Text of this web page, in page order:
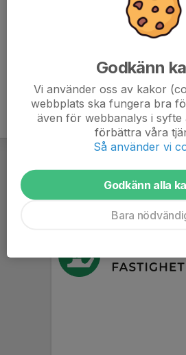
Godkänn
Vi använder oss av kakor
webbplats ska fungera bra
även för webbanalys i syfte
förbättra våra
Så använder vi
Godkänn alla
Bara